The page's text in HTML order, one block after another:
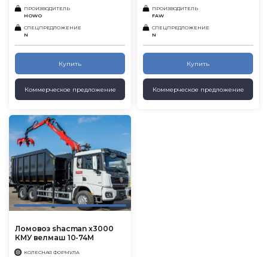
ПРОИЗВОДИТЕЛЬ
HOWO
СПЕЦПРЕДЛОЖЕНИЕ
N
Купить
Коммерческое предложение
ПРОИЗВОДИТЕЛЬ
FAW
СПЕЦПРЕДЛОЖЕНИЕ
N
Купить
Коммерческое предложение
Ломовоз shacman x3000
КМУ велмаш 10-74М
КОЛЕСНАЯ ФОРМУЛА